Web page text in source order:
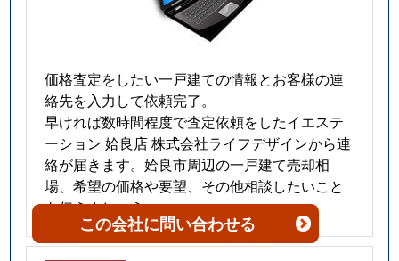
価格査定をしたい一戸建ての情報とお客様の連
絡先を入力して依頼完了。
早ければ数時間程度で査定依頼をしたイエステ
ーション 姶良店 株式会社ライフデザインから連
絡が届きます。姶良市周辺の一戸建て売却相
場、希望の価格や要望、その他相談したいこと
も伝えましょう。
この会社に問い合わせる